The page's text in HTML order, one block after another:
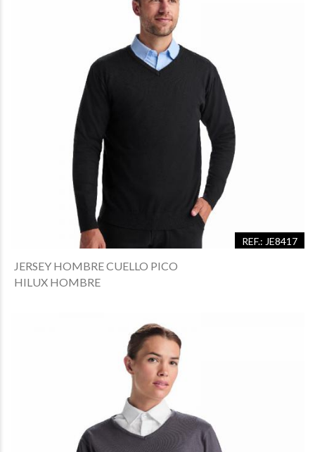
REF.: JE8417
JERSEY HOMBRE CUELLO PICO
HILUX HOMBRE